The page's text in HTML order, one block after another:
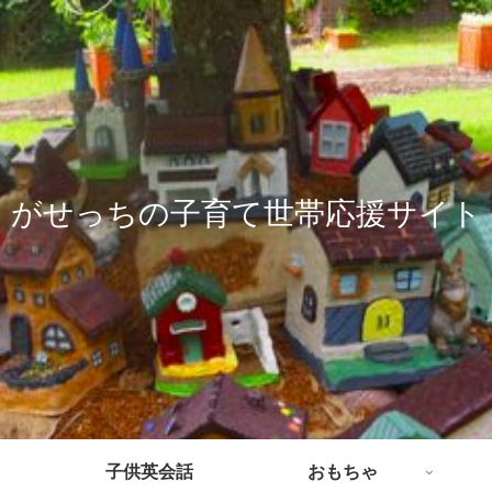
がせっちの子育て世帯応援サイト
子供英会話 おもちゃ